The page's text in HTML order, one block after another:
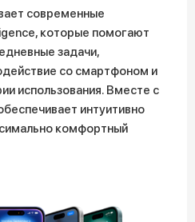
современные
которые помогают
задачи,
со смартфоном и
использования. Вместе с
интуитивно
комфортный